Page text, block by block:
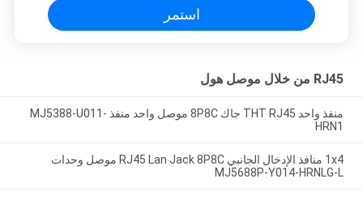
استمر
RJ45 من خلال موصل هول
منفذ واحد THT RJ45 جاك 8P8C موصل واحد منفذ MJ5388-U011-
HRN1
1x4 منافذ الإدخال الجانبي RJ45 Lan Jack 8P8C موصل وحدات
MJ5688P-Y014-HRNLG-L